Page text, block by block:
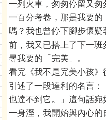
一列火車，匆匆停留又
一百分考卷，那是我要
嗎？我也曾停下腳步懷
前，我又已搭上了下一
尋我要的「完美」。
看完《我不是完美小孩
引述了一段達利的名言
也達不到它。」這句話
一身溼，我開始與內心